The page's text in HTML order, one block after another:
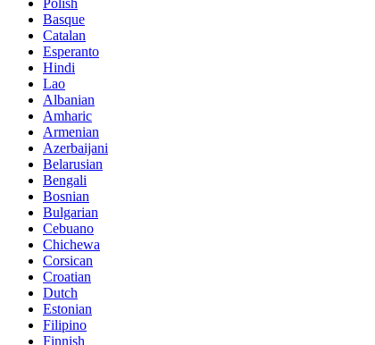
Basque
Catalan
Esperanto
Hindi
Lao
Albanian
Amharic
Armenian
Azerbaijani
Belarusian
Bengali
Bosnian
Bulgarian
Cebuano
Chichewa
Corsican
Croatian
Dutch
Estonian
Filipino
Finnish